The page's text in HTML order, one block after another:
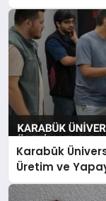
Karabük
Üretim ve